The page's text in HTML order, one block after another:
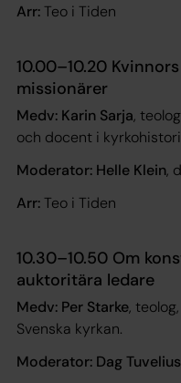
Arr:Teo i Tiden
10.00–10.20
missionärer
Medv: Karin Sarja,
och docent i
Moderator: Helle Klein,
Arr:Teo i Tiden
10.30–10.50 Om
auktoritära ledare
Medv: Per Starke,
Svenska kyrkan.
Moderator: Dag Tuvelius